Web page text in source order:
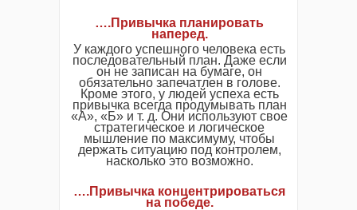
….Привычка планировать
наперед.
У каждого успешного человека есть
последовательный план. Даже если
он не записан на бумаге, он
обязательно запечатлен в голове.
Кроме этого, у людей успеха есть
привычка всегда продумывать план
«А», «Б» и т. д. Они используют свое
стратегическое и логическое
мышление по максимуму, чтобы
держать ситуацию под контролем,
насколько это возможно.
….Привычка концентрироваться
на победе.